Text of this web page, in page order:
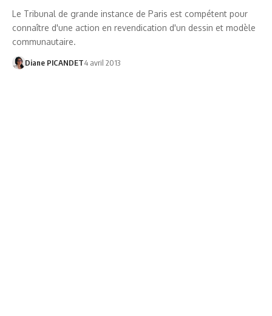
Le Tribunal de grande instance de Paris est compétent pour
connaître d'une action en revendication d'un dessin et modèle
communautaire.
Diane PICANDET4 avril 2013